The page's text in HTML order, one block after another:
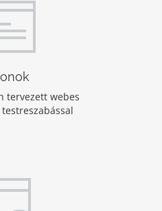
tervezett webes